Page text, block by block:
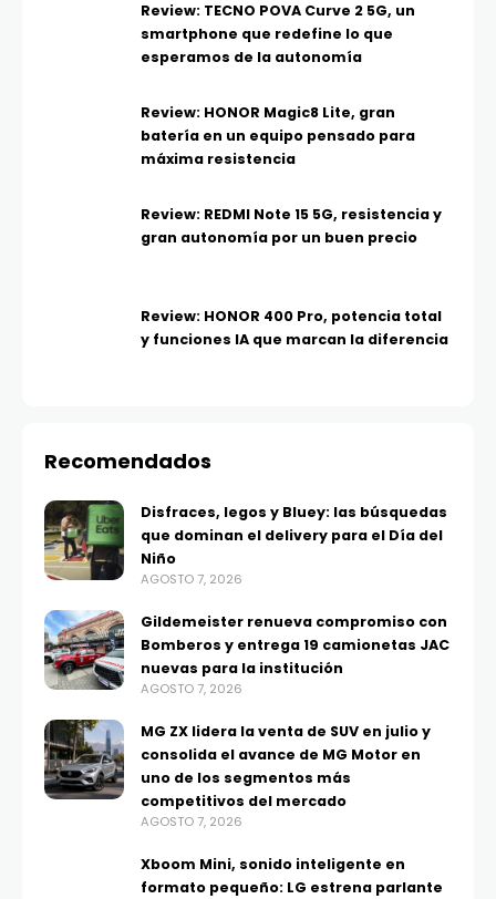
Review: TECNO POVA Curve 2 5G, un
smartphone que redefine lo que
esperamos de la autonomía
Review: HONOR Magic8 Lite, gran
batería en un equipo pensado para
máxima resistencia
Review: REDMI Note 15 5G, resistencia y
gran autonomía por un buen precio
Review: HONOR 400 Pro, potencia total
y funciones IA que marcan la diferencia
Recomendados
Disfraces, legos y Bluey: las búsquedas
que dominan el delivery para el Día del
Niño
AGOSTO 7, 2026
Gildemeister renueva compromiso con
Bomberos y entrega 19 camionetas JAC
nuevas para la institución
AGOSTO 7, 2026
MG ZX lidera la venta de SUV en julio y
consolida el avance de MG Motor en
uno de los segmentos más
competitivos del mercado
AGOSTO 7, 2026
Xboom Mini, sonido inteligente en
formato pequeño: LG estrena parlante